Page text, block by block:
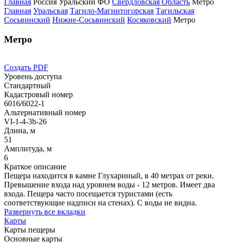
Главная Россия Уральский ФО Свердловская Область Метро
Главная Уральская Тагило-Магнитогорская Тагильская
Сосьвинский Нижне-Сосьвинский Косяковский Метро
Метро
Создать PDF
Уровень доступа
Стандартный
Кадастровый номер
6016/6022-1
Альтернативный номер
VI-1-4-3b-26
Длина, м
51
Амплитуда, м
6
Краткое описание
Пещера находится в камне Глухариный, в 40 метрах от реки.
Превышение входа над уровнем воды - 12 метров. Имеет два
входа. Пещера часто посещается туристами (есть
соответствующие надписи на стенах). С воды не видна.
Развернуть все вкладки
Карты
Карты пещеры
Основные карты